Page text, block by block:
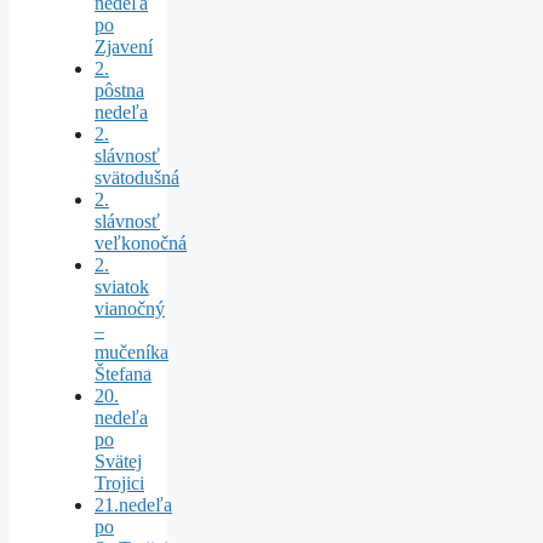
po
Zjavení
2.
pôstna
nedeľa
2.
slávnosť
svätodušná
2.
slávnosť
veľkonočná
2.
sviatok
vianočný
–
mučeníka
Štefana
20.
nedeľa
po
Svätej
Trojici
21.nedeľa
po